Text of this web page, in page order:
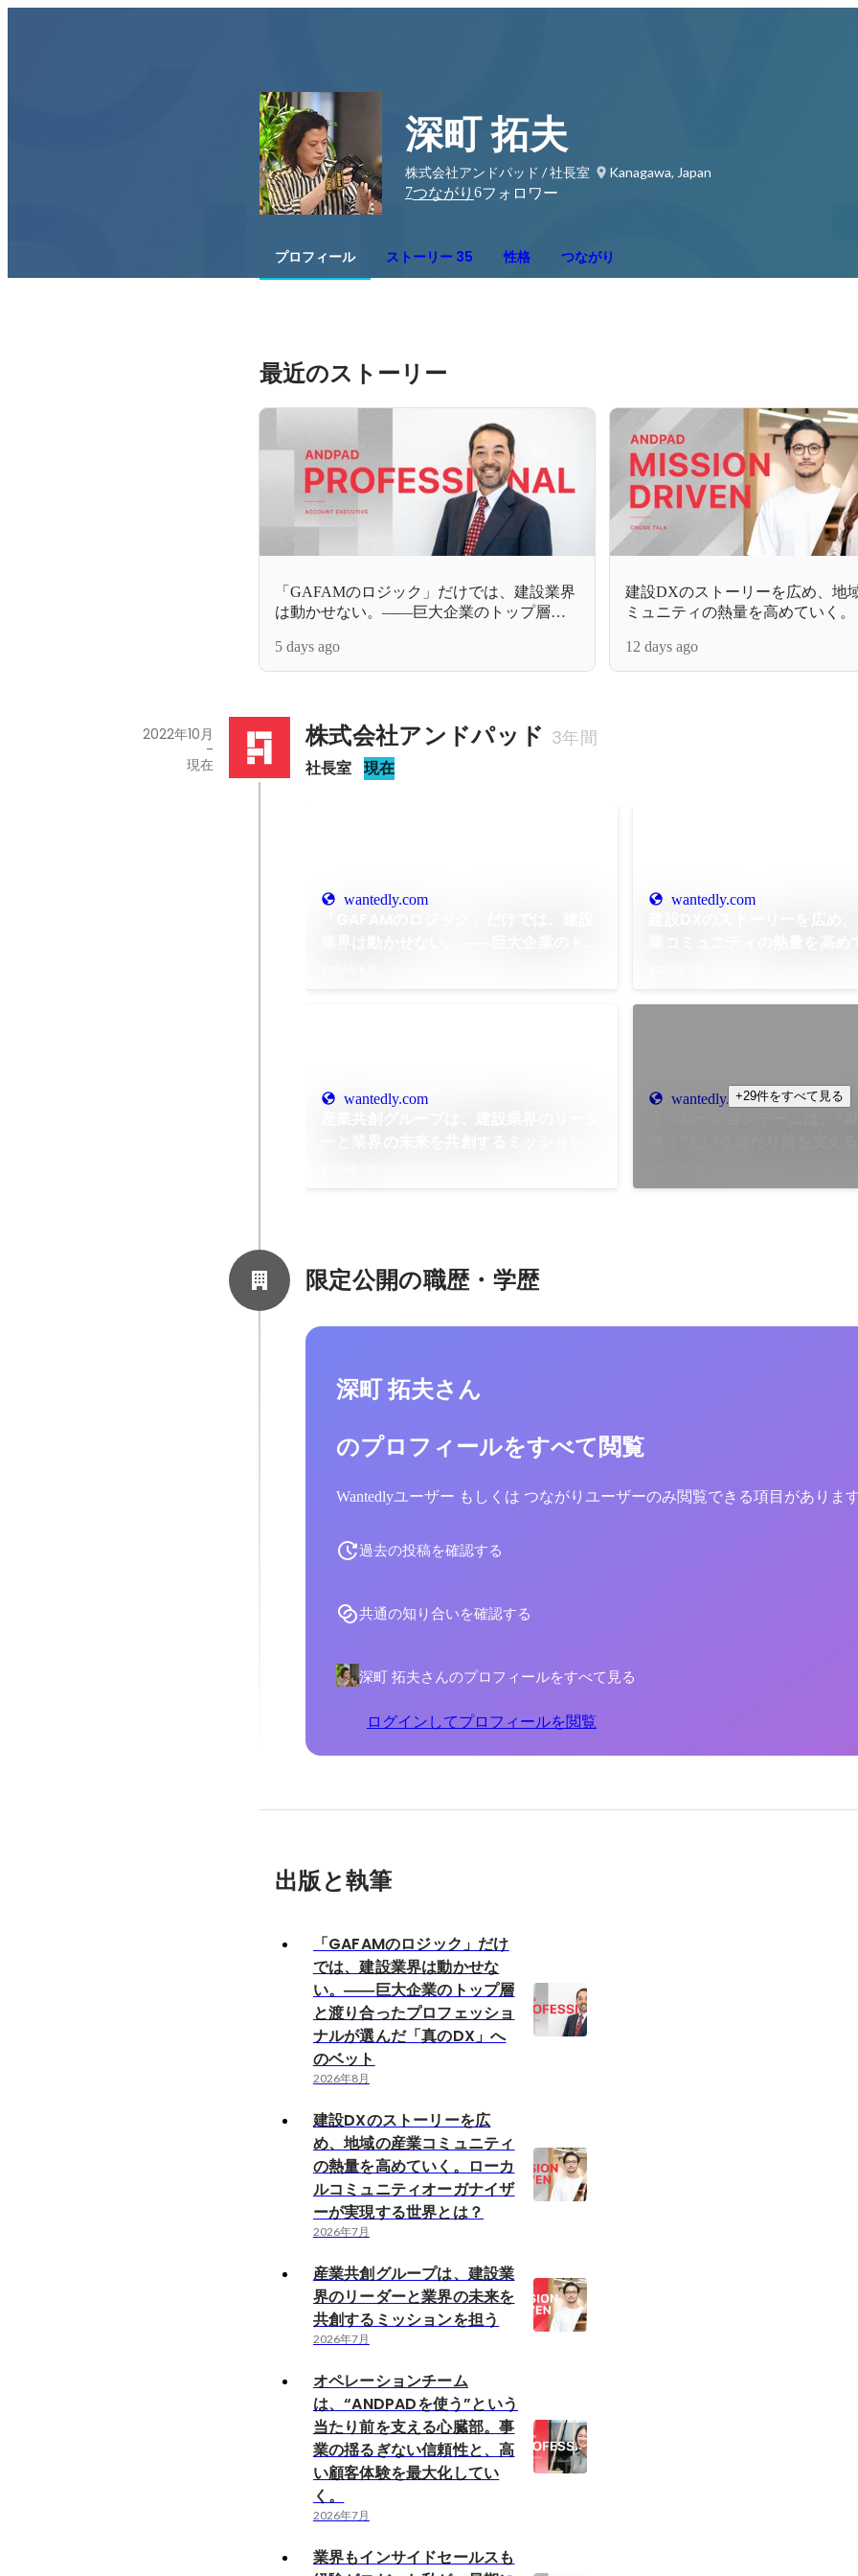
深町 拓夫
株式会社アンドパッド / 社長室
Kanagawa, Japan
7つながり 6フォロワー
プロフィール ストーリー 35 性格 つながり
最近のストーリー
「GAFAMのロジック」だけでは、建設業界
は動かせない。――巨大企業のトップ層と
「真のDX」へのベット
5 days ago
建設DXのストーリーを広め、地
ミュニティの熱量を高めていく
界とは？
12 days ago
株式会社アンドパッド 3年間
社長室 現在
2022年10月
-
現在
wantedly.com wantedly.com
wantedly.com wantedly.com
験を最大化していく。
+29件をすべて見る
限定公開の職歴・学歴
深町 拓夫さん
のプロフィールをすべて閲覧
Wantedlyユーザー もしくは つながりユーザーのみ閲覧できる項目がありま
過去の投稿を確認する
共通の知り合いを確認する
深町 拓夫さんのプロフィールをすべて見る
ログインしてプロフィールを閲覧
出版と執筆
「GAFAMのロジック」だけ
では、建設業界は動かせな
い。――巨大企業のトップ層
と渡り合ったプロフェッショ
ナルが選んだ「真のDX」へ
のベット
2026年8月
建設DXのストーリーを広
め、地域の産業コミュニティ
の熱量を高めていく。ローカ
ルコミュニティオーガナイザ
ーが実現する世界とは？
2026年7月
産業共創グループは、建設業
界のリーダーと業界の未来を
共創するミッションを担う
2026年7月
オペレーションチーム
は、“ANDPADを使う”という
当たり前を支える心臓部。事
業の揺るぎない信頼性と、高
い顧客体験を最大化してい
く。
2026年7月
業界もインサイドセールスも